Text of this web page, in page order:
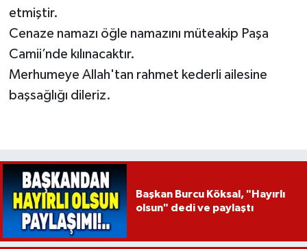
etmiştir.
Cenaze namazı öğle namazını müteakip Paşa
Camii’nde kılınacaktır.
Merhumeye Allah'tan rahmet kederli ailesine
başsağlığı dileriz.
Başkan Burcu Köksal, "Hayırlı
olsun" dedi ve paylaştı